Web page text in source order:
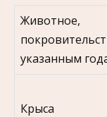
Животное,
указанным
Крыса